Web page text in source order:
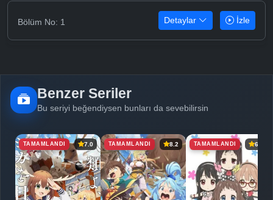
Bölüm No: 1 Detaylar İzle
Benzer Seriler
Bu seriyi beğendiysen bunları da sevebilirsin
TAMAMLANDI 7.0 TAMAMLANDI 8.2 TAMAMLANDI 6.5